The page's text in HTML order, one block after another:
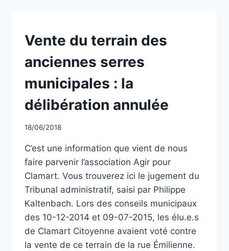
NON
CLASSÉ
Vente du terrain des
anciennes serres
municipales : la
délibération annulée
Par
18/06/2018
C’est une information que vient de nous
faire parvenir l’association Agir pour
Clamart. Vous trouverez ici le jugement du
Tribunal administratif, saisi par Philippe
Kaltenbach. Lors des conseils municipaux
des 10-12-2014 et 09-07-2015, les élu.e.s
de Clamart Citoyenne avaient voté contre
la vente de ce terrain de la rue Émilienne.